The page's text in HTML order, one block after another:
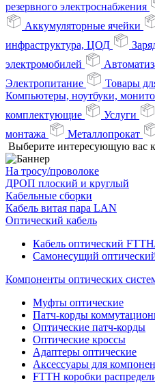
резервного электроснабжения
Аккумуляторные ячейки
инфраструктура, ЦОД
электромобилей
Электропитание
Товары
Компьютеры, ноутбуки,
комплектующие
Услуги
монтажа
Металлопрокат
Выберите интересующую вас
На тросу/проволоке
ДРОП плоский и круглый
Кабельные сборки
Кабель витая пара LAN
Оптический кабель
Кабель оптический
Самонесущий
Компоненты оптических
Муфты оптические
Патч-корды
Оптические патч-корды
Оптические кроссы
Адаптеры оптические
Аксессуары для
FTTH коробки